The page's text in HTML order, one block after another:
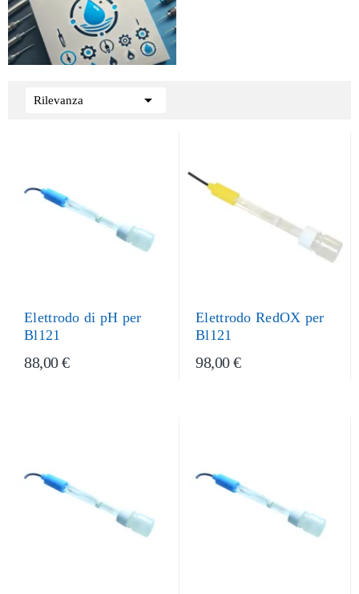
Rilevanza 
Elettrodo di pH per
Bl121
88,00 €
Elettrodo RedOX per
Bl121
98,00 €